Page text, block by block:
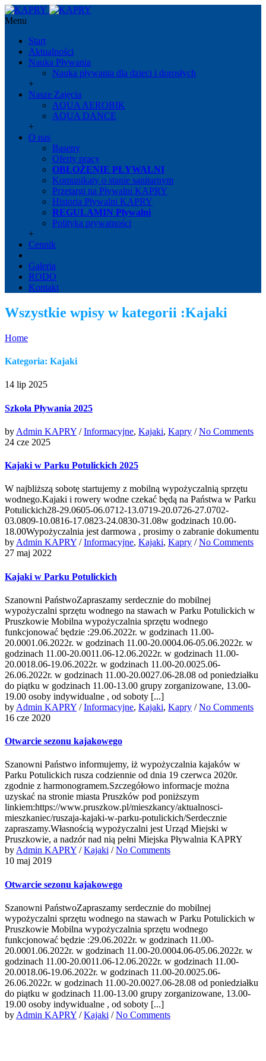
Menu
Start
Aktualności
Nauka Pływania
Nauka pływania dla dzieci i dorosłych
+
Nasze Zajęcia
AQUA AEROBIK
AQUA DANCE
+
O nas
Baseny
Oferty pracy
OBŁOŻENIE PŁYWALNI
Komunikaty o stanie sanitarnym
Przetargi na Pływalni KAPRY
Historia Pływalni KAPRY
REGULAMIN Pływalni
Polityka prywatności
+
Cennik
Galeria
RODO
Kontakt
Wszystkie wpisy w kategorii :Kajaki
Home
Kategoria: Kajaki
14 lip 2025
Szkoła Pływania 2025
by Admin KAPRY /Informacyjne, Kajaki, Kapry /No Comments
24 cze 2025
Kajaki w Parku Potulickich 2025
W najbliższą sobotę startujemy z mobilną wypożyczalnią sprzętu
wodnego.Kajaki i rowery wodne czekać będą na Państwa w Parku
Potulickich28-29.0605-06.0712-13.0719-20.0726-27.0702-
03.0809-10.0816-17.0823-24.0830-31.08w godzinach 10.00-
18.00Wypożyczalnia jest darmowa , prosimy o zabranie dokumentu
byAdmin KAPRY /Informacyjne, Kajaki, Kapry /No Comments
27 maj 2022
Kajaki w Parku Potulickich
Szanowni PaństwoZapraszamy serdecznie do mobilnej
wypożyczalni sprzętu wodnego na stawach w Parku Potulickich w
Pruszkowie Mobilna wypożyczalnia sprzętu wodnego
funkcjonować będzie :29.06.2022r. w godzinach 11.00-
20.0001.06.2022r. w godzinach 11.00-20.0004.06-05.06.2022r. w
godzinach 11.00-20.0011.06-12.06.2022r. w godzinach 11.00-
20.0018.06-19.06.2022r. w godzinach 11.00-20.0025.06-
26.06.2022r. w godzinach 11.00-20.0027.06-28.08 od poniedziałku
do piątku w godzinach 11.00-13.00 grupy zorganizowane, 13.00-
19.00 osoby indywidualne , od soboty [...]
by Admin KAPRY /Informacyjne, Kajaki, Kapry /No Comments
16 cze 2020
Otwarcie sezonu kajakowego
Szanowni Państwo informujemy, iż wypożyczalnia kajaków w
Parku Potulickich rusza codziennie od dnia 19 czerwca 2020r.
zgodnie z harmonogramem.Szczegółowo informacje można
uzyskać na stronie miasta Pruszków pod poniższym
linkiem:https://www.pruszkow.pl/mieszkancy/aktualnosci-
mieszkaniec/ruszaja-kajaki-w-parku-potulickich/Serdecznie
zapraszamy.Własnością wypożyczalni jest Urząd Miejski w
Pruszkowie, a nadzór nad nią pełni Miejska Pływalnia KAPRY
byAdmin KAPRY /Kajaki /No Comments
10 maj 2019
Otwarcie sezonu kajakowego
Szanowni PaństwoZapraszamy serdecznie do mobilnej
wypożyczalni sprzętu wodnego na stawach w Parku Potulickich w
Pruszkowie Mobilna wypożyczalnia sprzętu wodnego
funkcjonować będzie :29.06.2022r. w godzinach 11.00-
20.0001.06.2022r. w godzinach 11.00-20.0004.06-05.06.2022r. w
godzinach 11.00-20.0011.06-12.06.2022r. w godzinach 11.00-
20.0018.06-19.06.2022r. w godzinach 11.00-20.0025.06-
26.06.2022r. w godzinach 11.00-20.0027.06-28.08 od poniedziałku
do piątku w godzinach 11.00-13.00 grupy zorganizowane, 13.00-
19.00 osoby indywidualne , od soboty [...]
by Admin KAPRY /Kajaki /No Comments